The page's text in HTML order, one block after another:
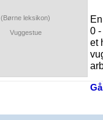
(Børne leksikon)
Vuggestue
0
et